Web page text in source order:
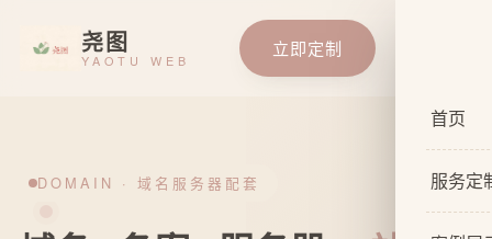
尧图
YAOTU WEB
立即定制
首页
服务定
DOMAIN · 域名服务器配套